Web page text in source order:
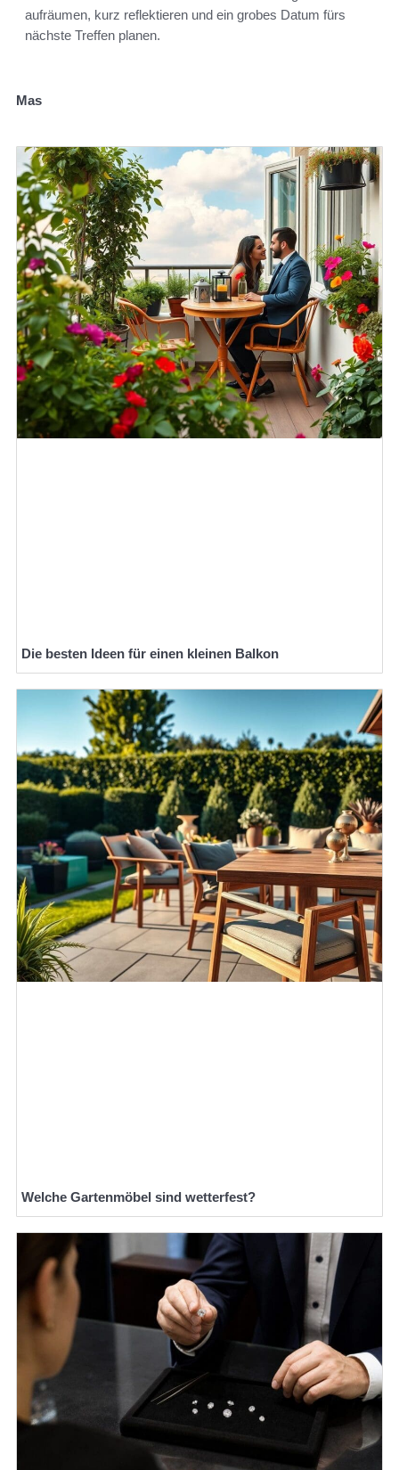
aufräumen, kurz reflektieren und ein grobes Datum fürs
nächste Treffen planen.
Mas
Die besten Ideen für einen kleinen Balkon
Welche Gartenmöbel sind wetterfest?